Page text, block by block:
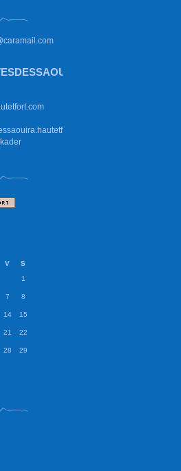
V
S
1
7 8
14 15
21 22
28 29